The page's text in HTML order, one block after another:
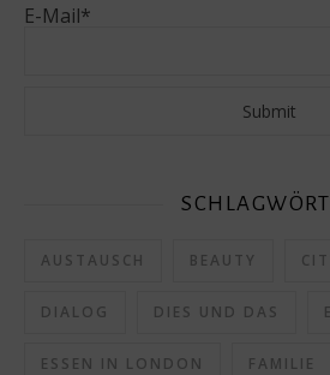
E-Mail*
AUSTAUSCH BEAUTY
DIALOG DIES UND DAS
ESSEN IN LONDON FAMILIE